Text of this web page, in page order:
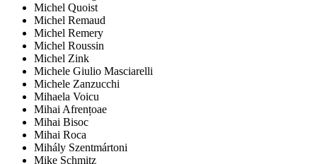
Michel Quoist
Michel Remaud
Michel Remery
Michel Roussin
Michel Zink
Michele Giulio Masciarelli
Michele Zanzucchi
Mihaela Voicu
Mihai Afrențoae
Mihai Bisoc
Mihai Roca
Mihály Szentmártoni
Mike Schmitz